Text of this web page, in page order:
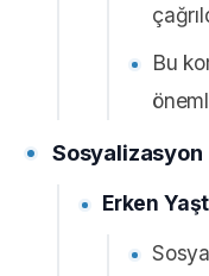
Bu
Sosyalizasyon
Erken